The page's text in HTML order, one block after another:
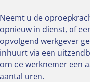
Neemt u de
opnieuw in dienst, of
opvolgend werkgever
inhuurt via een
om de werknemer een
aantal uren.